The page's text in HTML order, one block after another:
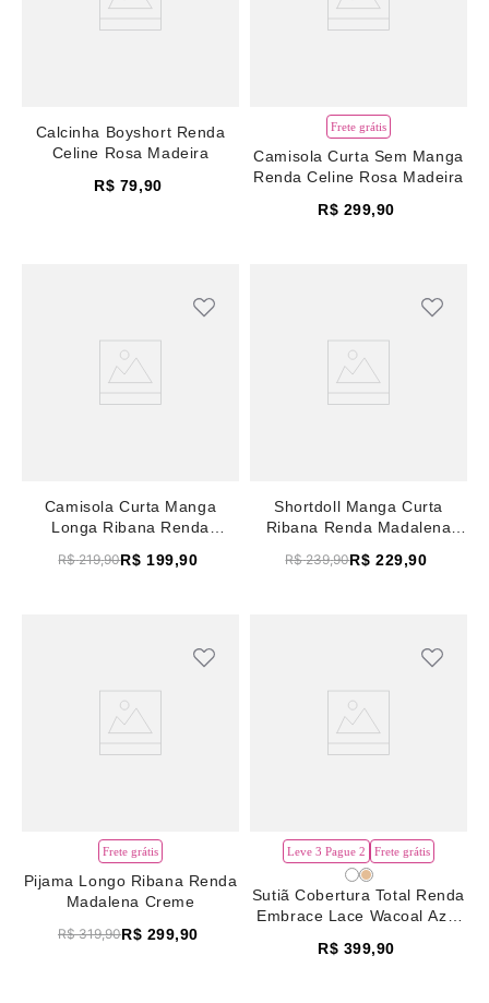
Calcinha Boyshort Renda
Celine Rosa Madeira
R$ 79,90
Frete grátis
Camisola Curta Sem Manga
Renda Celine Rosa Madeira
R$ 299,90
Camisola Curta Manga
Longa Ribana Renda
R$ 219,90R$ 199,90
Shortdoll Manga Curta
Ribana Renda Madalena
R$ 239,90R$ 229,90
Frete grátis
Pijama Longo Ribana Renda
Madalena Creme
R$ 319,90R$ 299,90
Leve 3 Pague 2 Frete grátis
Sutiã Cobertura Total Renda
Embrace Lace Wacoal Azul
R$ 399,90